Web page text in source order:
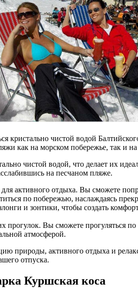
кристально чистой водой
как на морском побережье, так и
чистой водой, что делает их
на песчаном пляже.
активного отдыха. Вы сможете
по побережью, наслаждаясь
и зонтики, чтобы создать
прогулок. Вы сможете прогуляться
атмосферой.
природы, активного отдыха и
отпуска.
Куршская коса